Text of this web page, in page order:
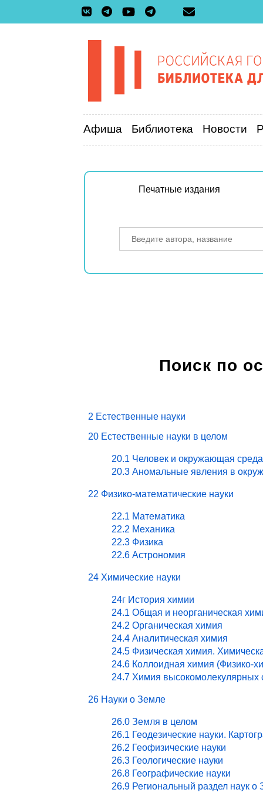
Афиша Библиотека Новости
Печатные издания
Поиск по
2 Естественные науки
20 Естественные науки в целом
20.1 Человек и окружающая
20.3 Аномальные явления в
22 Физико-математические науки
22.1 Математика
22.2 Механика
22.3 Физика
22.6 Астрономия
24 Химические науки
24г История химии
24.1 Общая и неорганическая
24.2 Органическая химия
24.4 Аналитическая химия
24.5 Физическая химия.
24.6 Коллоидная химия (Физико-
24.7 Химия высокомолекулярных
26 Науки о Земле
26.0 Земля в целом
26.1 Геодезические науки.
26.2 Геофизические науки
26.3 Геологические науки
26.8 Географические науки
26.9 Региональный раздел наук о